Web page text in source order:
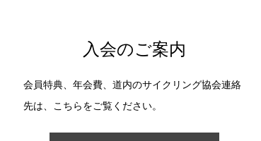
入会のご案内
会員特典、年会費、道内のサイクリング協会連絡
先は、こちらをご覧ください。